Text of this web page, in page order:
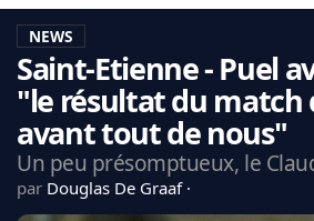
LA CHARTE
VIE PRIVÉE
CGU
CONTACTEZ-NOUS
MERCATO
NEWS
Saint-Etienne - Puel
"le résultat du match
avant tout de nous"
Un peu présomptueux, le
par Douglas De Graaf